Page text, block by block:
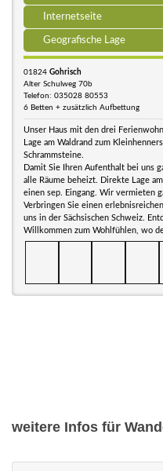
Internetseite
Geografische Lage
01824 Gohrisch
Alter Schulweg 70b
Telefon: 035028 80553
6 Betten + zusätzlich Aufbettung
Unser Haus mit den drei
Lage am Waldrand zum
Schrammsteine.
Damit Sie Ihren Aufenthalt bei uns
alle Räume beheizt. Direkte Lage
einen sep. Eingang. Wir vermieten
Verbringen Sie einen
uns in der Sächsischen Schweiz.
Willkommen zum Wohlfühlen, wo
weitere Infos für